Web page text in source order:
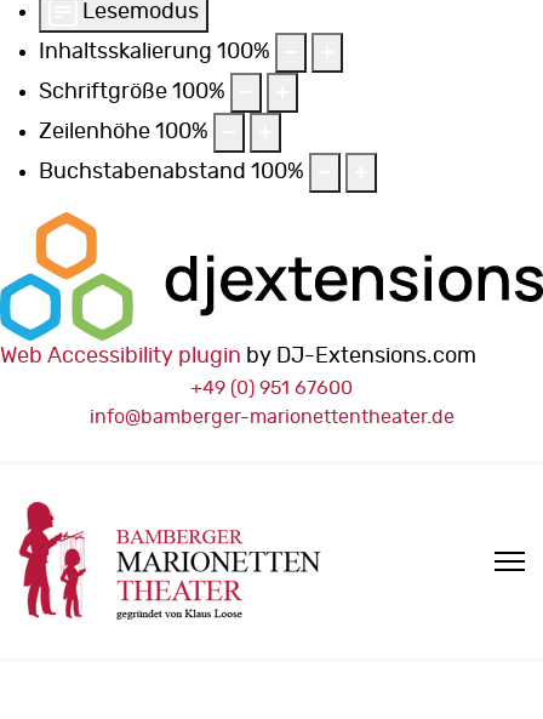
Lesemodus
Inhaltsskalierung 100%
Schriftgröße 100%
Zeilenhöhe 100%
Buchstabenabstand 100%
Web Accessibility plugin by DJ-Extensions.com
+49 (0) 951 67600
info@bamberger-marionettentheater.de